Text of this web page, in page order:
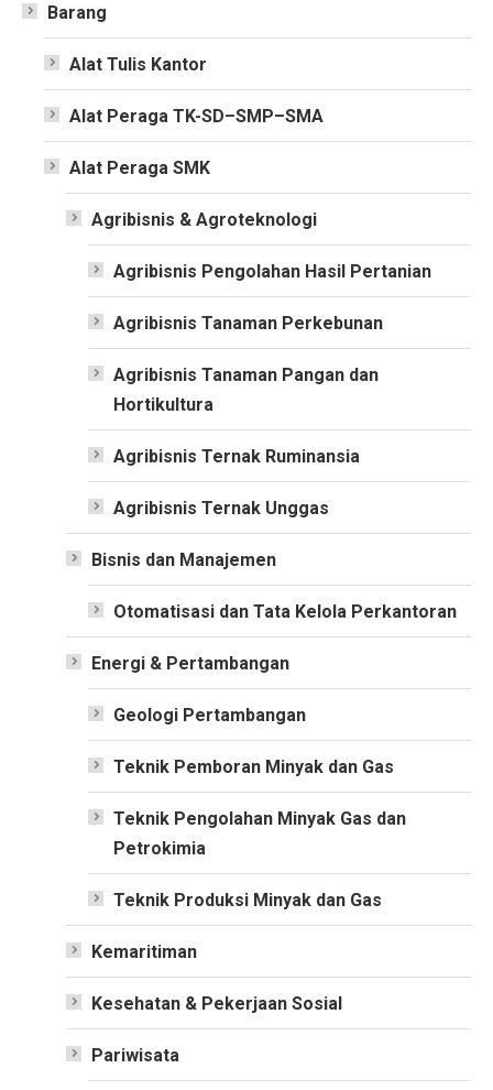
Barang
Alat Tulis Kantor
Alat Peraga TK-SD–SMP–SMA
Alat Peraga SMK
Agribisnis & Agroteknologi
Agribisnis Pengolahan Hasil Pertanian
Agribisnis Tanaman Perkebunan
Agribisnis Tanaman Pangan dan
Hortikultura
Agribisnis Ternak Ruminansia
Agribisnis Ternak Unggas
Bisnis dan Manajemen
Otomatisasi dan Tata Kelola Perkantoran
Energi & Pertambangan
Geologi Pertambangan
Teknik Pemboran Minyak dan Gas
Teknik Pengolahan Minyak Gas dan
Petrokimia
Teknik Produksi Minyak dan Gas
Kemaritiman
Kesehatan & Pekerjaan Sosial
Pariwisata